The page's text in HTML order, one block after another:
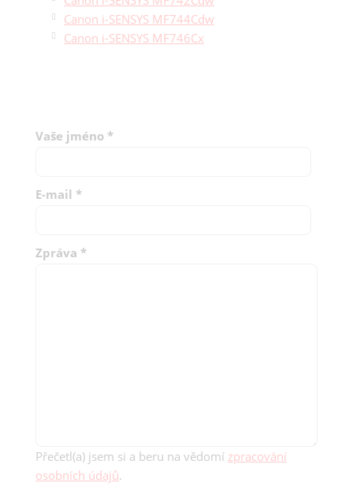
Canon i-SENSYS MF744Cdw
Canon i-SENSYS MF746Cx
Vaše jméno *
E-mail *
Zpráva *
Přečetl(a) jsem si a beru na vědomí zpracování
osobních údajů.